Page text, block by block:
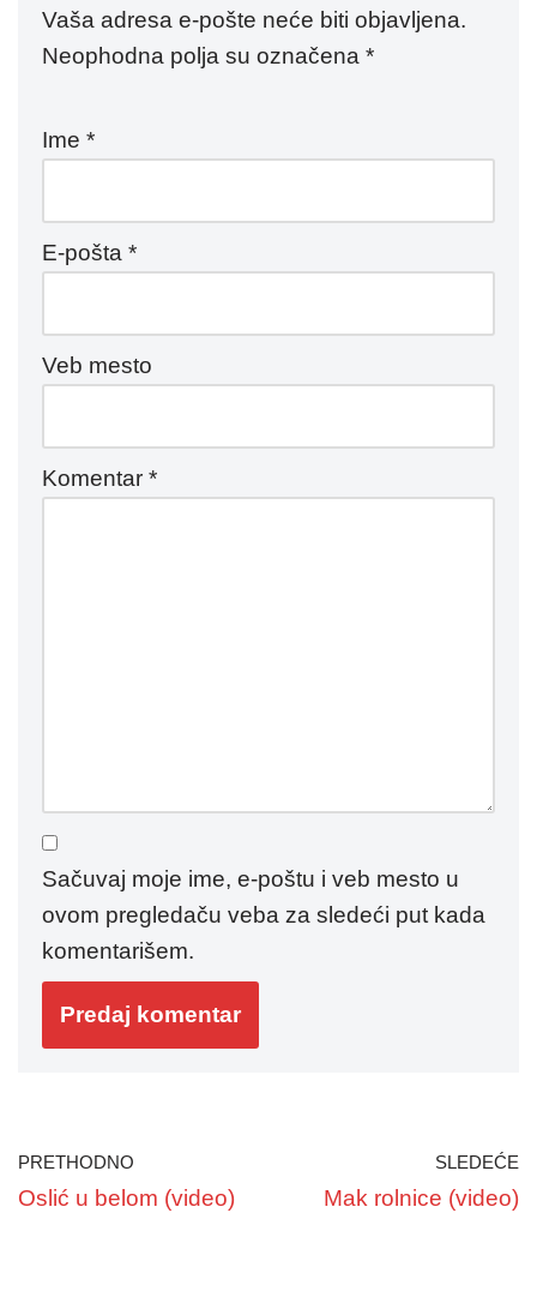
Vaša adresa e-pošte neće biti objavljena.
Neophodna polja su označena *
Ime *
E-pošta *
Veb mesto
Komentar *
Sačuvaj moje ime, e-poštu i veb mesto u
ovom pregledaču veba za sledeći put kada
komentarišem.
PRETHODNO
Oslić u belom (video)
SLEDEĆE
Mak rolnice (video)